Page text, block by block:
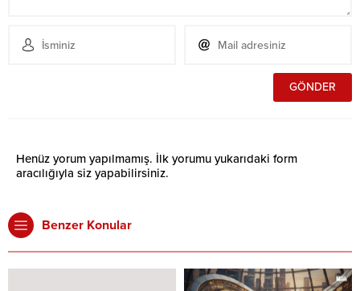
Henüz yorum yapılmamış. İlk yorumu yukarıdaki form
aracılığıyla siz yapabilirsiniz.
Benzer Konular